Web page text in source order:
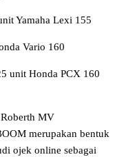
Yamaha Lexi 155
Vario 160
unit Honda PCX 160
Roberth MV
merupakan bentuk
ojek online sebagai